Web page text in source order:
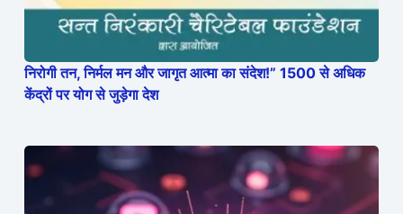
निरोगी तन, निर्मल मन और जागृत आत्मा का संदेश!” 1500 से अधिक
केंद्रों पर योग से जुड़ेगा देश